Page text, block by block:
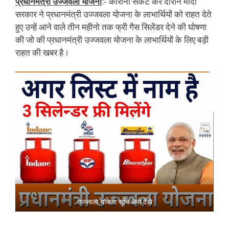
सरकार ने प्रधानमंत्री उज्जवला योजना के लाभार्थियों को राहत देते
हुए उन्हें आने वाले तीन महीनो तक फ्री गैस सिलेंडर देने की घोषणा
की जो की प्रधानमंत्री उज्जवला योजना के लाभार्थियों के लिए बड़ी
राहत की खबर है।
उज्ज्वला योजना सूचि कैसे देखे